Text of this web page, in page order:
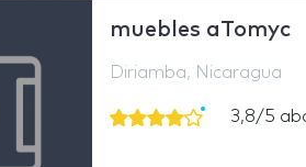
muebles aTomyc
Diriamba, Nicaragua
3,8/5